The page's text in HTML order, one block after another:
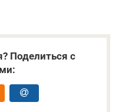
Поделиться с